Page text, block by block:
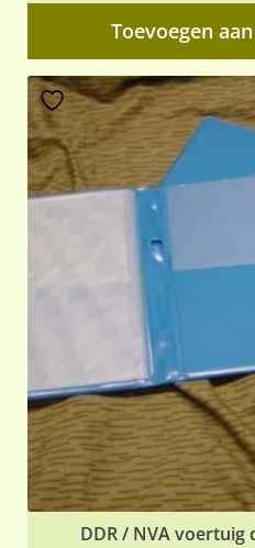
Toevoegen
DDR / NVA